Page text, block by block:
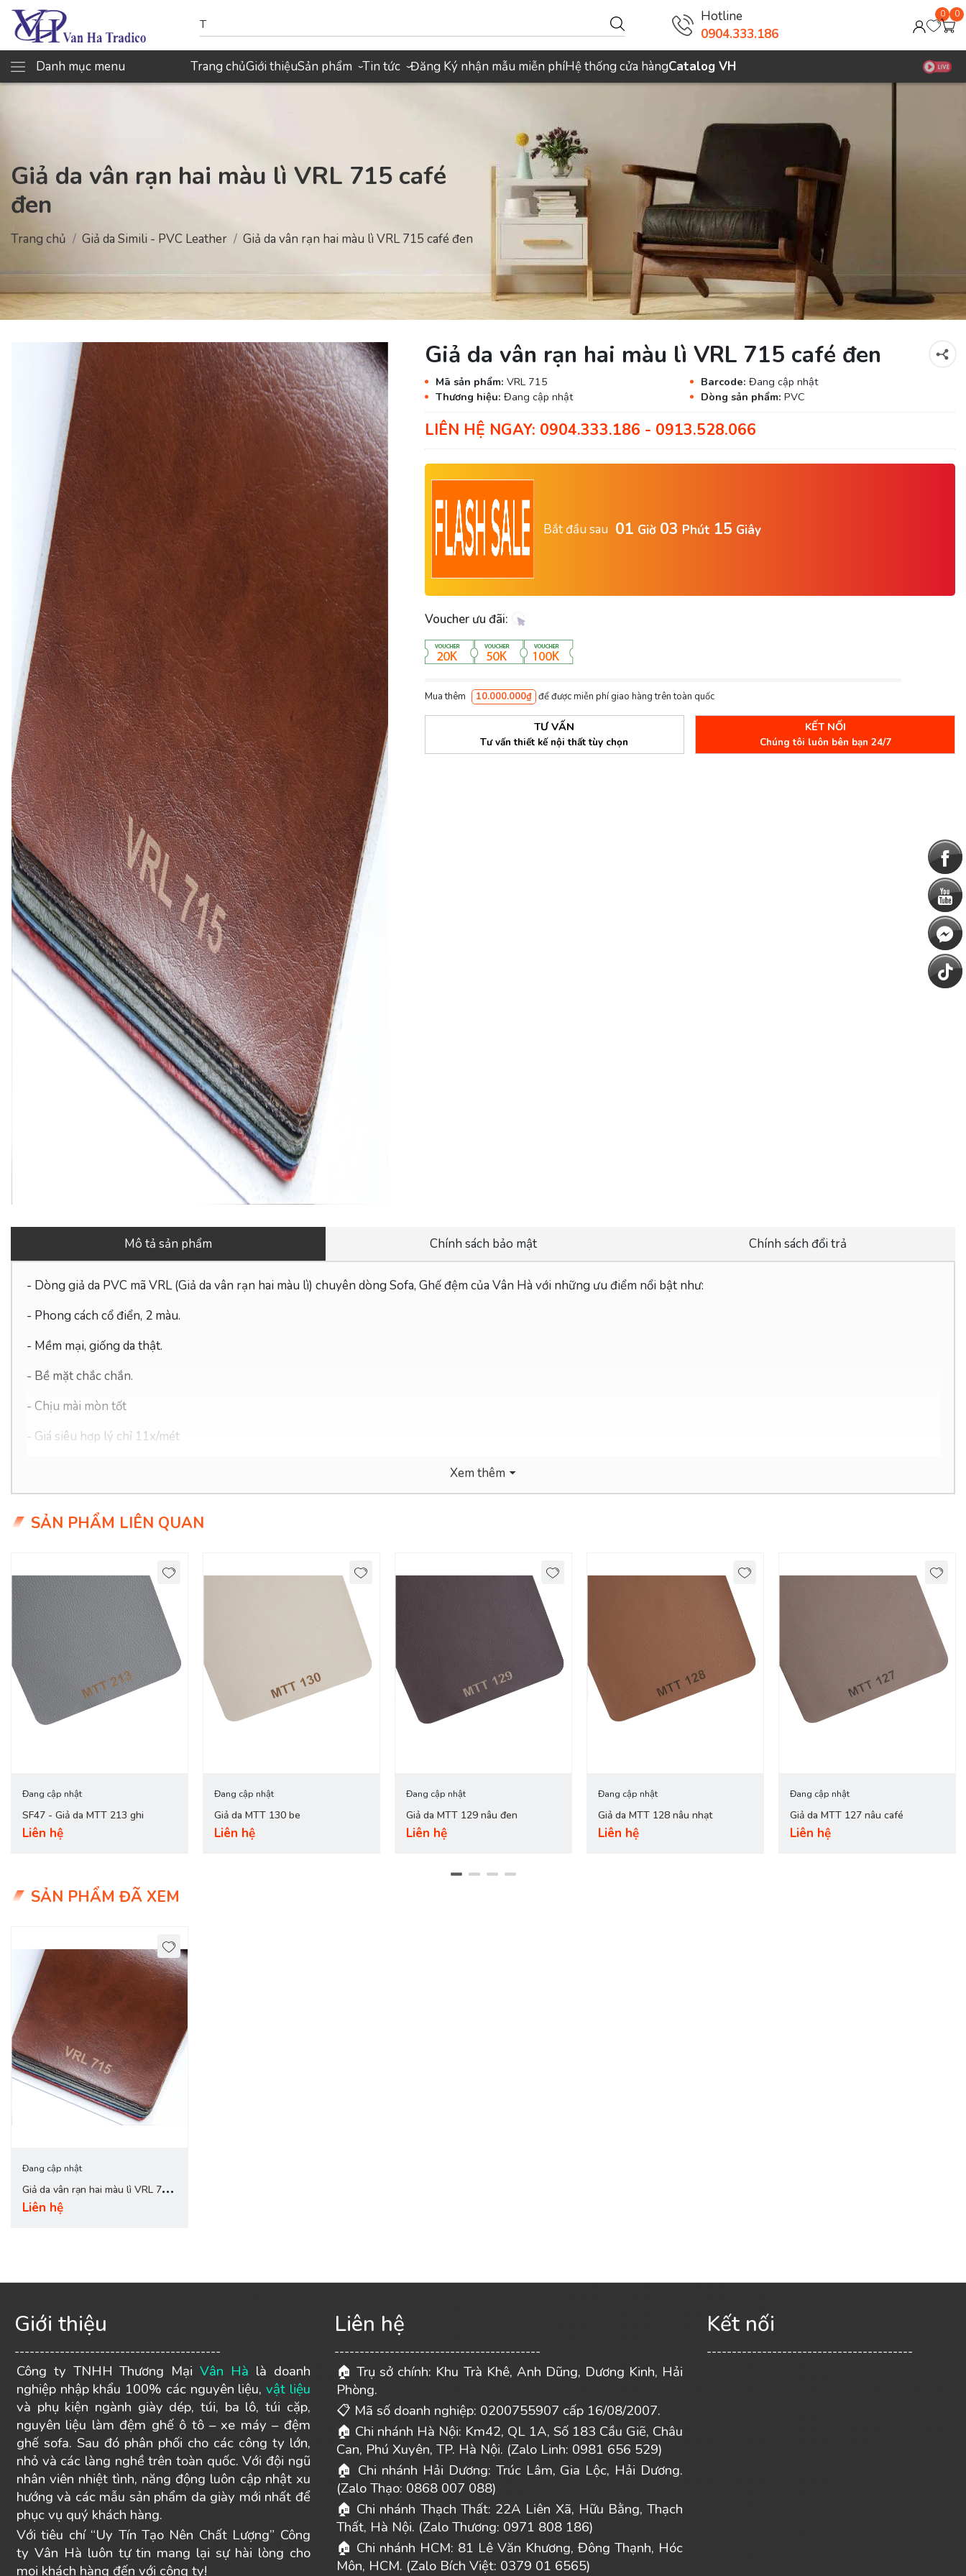
Hotline
0904.333.186
0 0
Danh mục menu Trang chủGiới thiệuSản phẩm ›Tin tức ›Đăng Ký nhận mẫu miễn phíHệ thống cửa hàngCatalog VH
Giả da vân rạn hai màu lì VRL 715 café
đen
Trang chủ Giả da Simili - PVC Leather Giả da vân rạn hai màu lì VRL 715 café đen
Giả da vân rạn hai màu lì VRL 715 café đen
Mã sản phẩm: VRL 715 Barcode: Đang cập nhật
Thương hiệu: Đang cập nhật Dòng sản phẩm: PVC
LIÊN HỆ NGAY: 0904.333.186 - 0913.528.066
Bắt đầu sau 01 Giờ 03 Phút 13 Giây
Voucher ưu đãi:
Mua thêm 10.000.000₫ để được miễn phí giao hàng trên toàn quốc
TƯ VẤN
Tư vấn thiết kế nội thất tùy chọn
KẾT NỐI
Chúng tôi luôn bên bạn 24/7
Mô tả sản phẩm Chính sách bảo mật Chính sách đổi trả
- Dòng giả da PVC mã VRL (Giả da vân rạn hai màu lì) chuyên dòng Sofa, Ghế đệm của Vân Hà với những ưu điểm nổi bật như:
- Phong cách cổ điển, 2 màu.
- Mềm mại, giống da thật.
- Bề mặt chắc chắn.
- Chịu mài mòn tốt
- Giá siêu hợp lý chỉ 11x/mét
Xem thêm
SẢN PHẨM LIÊN QUAN
Đang cập nhật
SF47 - Giả da MTT 213 ghi
Liên hệ
Đang cập nhật
Giả da MTT 130 be
Liên hệ
Đang cập nhật
Giả da MTT 129 nâu đen
Liên hệ
Đang cập nhật
Giả da MTT 128 nâu nhạt
Liên hệ
Đang cập nhật
Giả da MTT 127 nâu café
Liên hệ
SẢN PHẨM ĐÃ XEM
Đang cập nhật
Giả da vân rạn hai màu lì VRL 715
café đen
Liên hệ
Giới thiệu
-----------------------------------------
Công ty TNHH Thương MạiVân Hà là doanh
nghiệp nhập khẩu 100% các nguyên liệu, vật liệu
và phụ kiện ngành giày dép, túi, ba lô, túi cặp,
nguyên liệu làm đệm ghế ô tô – xe máy – đệm
ghế sofa. Sau đó phân phối cho các công ty lớn,
nhỏ và các làng nghề trên toàn quốc. Với đội ngũ
nhân viên nhiệt tình, năng động luôn cập nhật xu
hướng và các mẫu sản phẩm da giày mới nhất để
phục vụ quý khách hàng.
Với tiêu chí “Uy Tín Tạo Nên Chất Lượng” Công
ty Vân Hà luôn tự tin mang lại sự hài lòng cho
mọi khách hàng đến với công ty!
Liên hệ
-----------------------------------------
🏠 Trụ sở chính: Khu Trà Khê, Anh Dũng, Dương Kinh, Hải
Phòng.
📋 Mã số doanh nghiệp: 0200755907 cấp 16/08/2007.
🏠 Chi nhánh Hà Nội: Km42, QL 1A, Số 183 Cầu Giẽ, Châu
Can, Phú Xuyên, TP. Hà Nội. (Zalo Linh: 0981 656 529)
🏠
Chi nhánh Hải Dương: Trúc Lâm, Gia Lộc, Hải Dương.
(Zalo Thạo: 0868 007 088)
🏠 Chi nhánh Thạch Thất: 22A Liên Xã, Hữu Bằng, Thạch
Thất, Hà Nội. (Zalo Thương: 0971 808 186)
🏠 Chi nhánh HCM: 81 Lê Văn Khương, Đông Thạnh, Hóc
Môn, HCM. (Zalo Bích Việt: 0379 01 6565)
Kết nối
-----------------------------------------